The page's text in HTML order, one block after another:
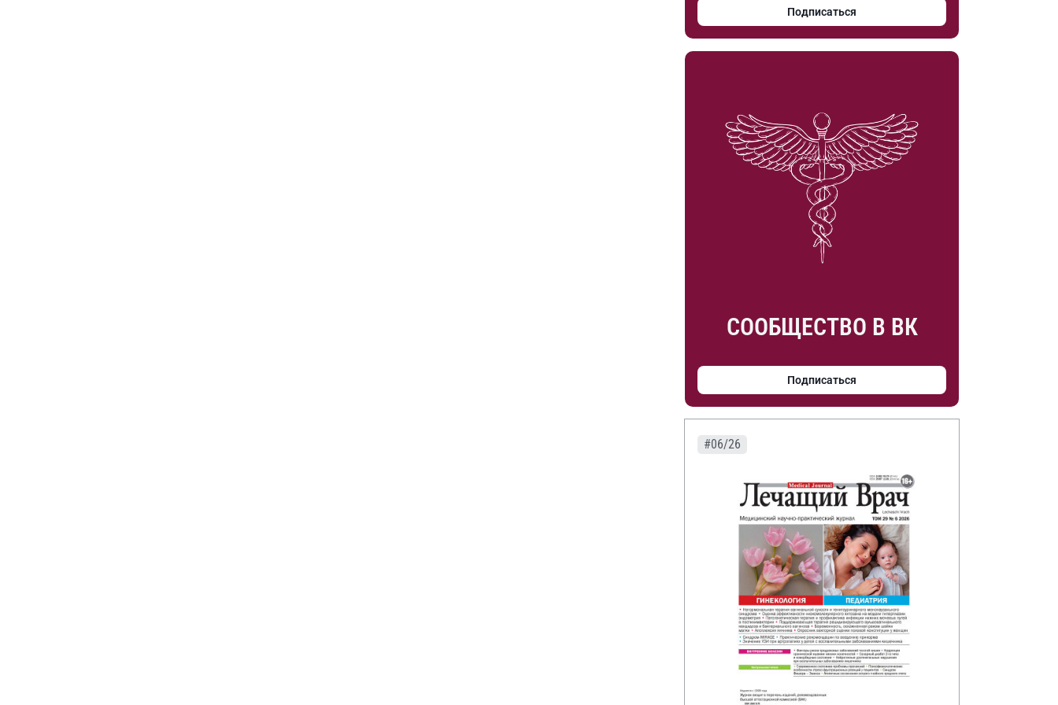
Подписаться
СООБЩЕСТВО В ВК
Подписаться
#06/26